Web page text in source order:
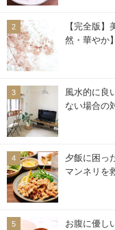
【完全版
然・華やか
風水的に良
ない場合の
夕飯に困っ
マンネリを
お腹に優し